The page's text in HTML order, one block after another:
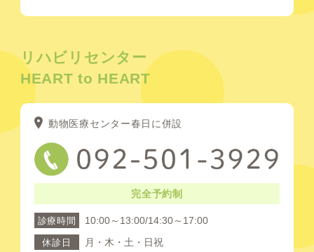
リハビリセンター
HEART to HEART
動物医療センター春日に併設
完全予約制
診療時間 10:00～13:00/14:30～17:00
休診日 月・木・土・日祝